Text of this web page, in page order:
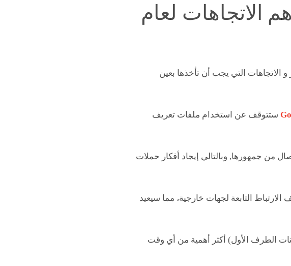
الاتجاهات لعام
وحددنا الافكار و الاتجاهات التي يجب أن تأخذها بعين
ستتوقف عن استخدام ملفات تعريف
من جمهورها, وبالتالي إيجاد أفكار حملات
التابعة لجهات خارجية، مما سيعيد
الطرف الأول) أكثر أهمية من أي وقت